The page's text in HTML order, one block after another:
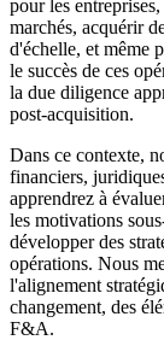
pour les
marchés, acquérir
d'échelle, et même
le succès de ces
la due diligence
post-acquisition.
Dans ce contexte,
financiers,
apprendrez à
les motivations
développer des
opérations. Nous
l'alignement
changement, des
F&A.